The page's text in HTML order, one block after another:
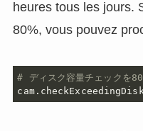
heures tous les jours.
80%, vous pouvez
# ディスク容量チェックを